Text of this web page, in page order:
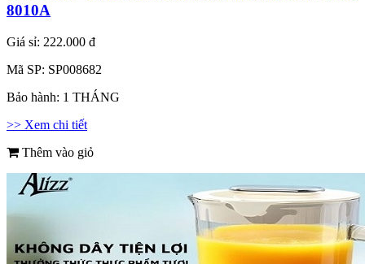
8010A
Giá sỉ: 222.000 đ
Mã SP: SP008682
Bảo hành: 1 THÁNG
>> Xem chi tiết
Thêm vào giỏ